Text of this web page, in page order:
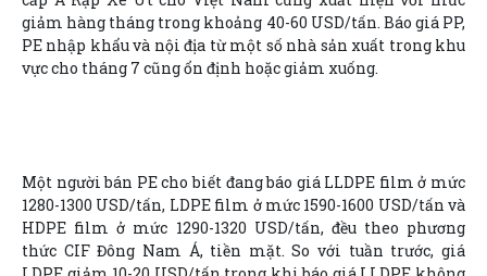
giảm hàng tháng trong khoảng 40-60 USD/tấn. Báo giá PP,
PE nhập khẩu và nội địa từ một số nhà sản xuất trong khu
vực cho tháng 7 cũng ổn định hoặc giảm xuống.
Một người bán PE cho biết đang báo giá LLDPE film ở mức
1280-1300 USD/tấn, LDPE film ở mức 1590-1600 USD/tấn và
HDPE film ở mức 1290-1320 USD/tấn, đều theo phương
thức CIF Đông Nam Á, tiền mặt. So với tuần trước, giá